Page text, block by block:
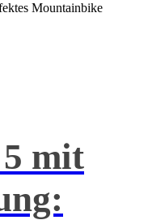
Mountainbike
mit